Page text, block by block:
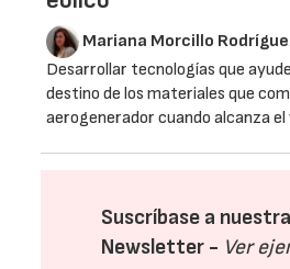
Mariana Morcillo
Desarrollar tecnologías que
destino de los materiales que
aerogenerador cuando alcanza el
Suscríbase a nuestra
Newsletter - Ver